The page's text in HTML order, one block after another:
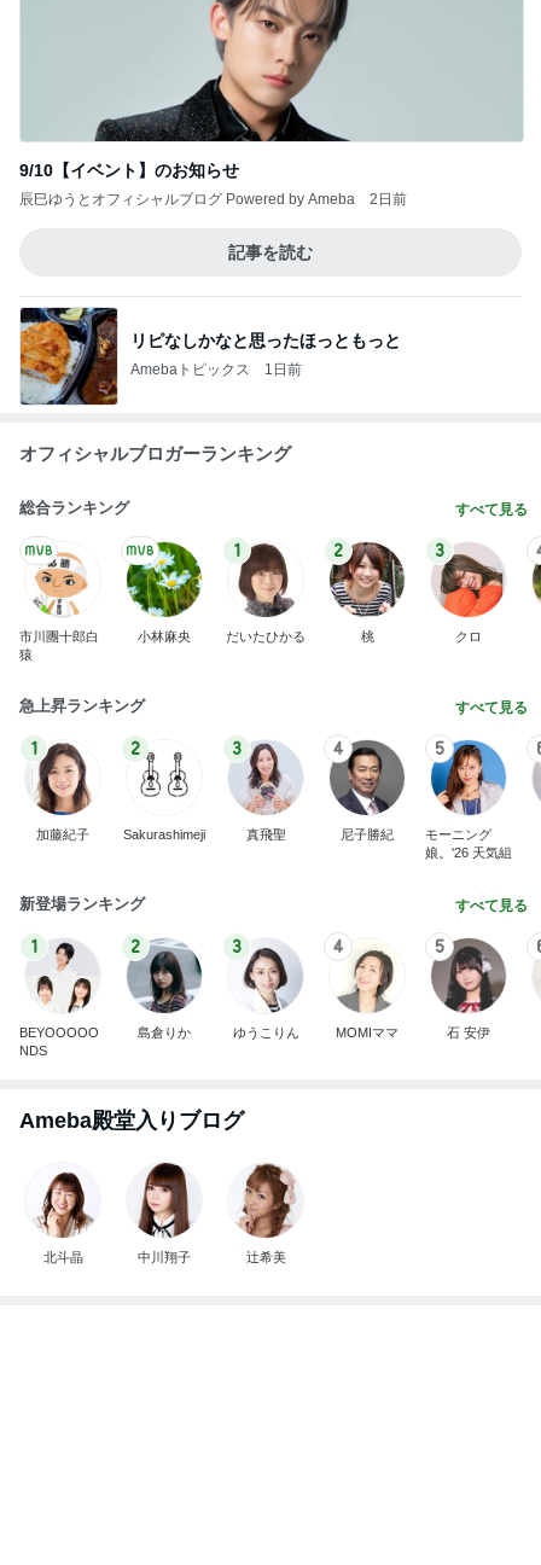
9/10【イベント】のお知らせ
辰巳ゆうとオフィシャルブログ Powered by Ameba 2日前
記事を読む
リピなしかなと思ったほっともっと
Amebaトピックス 1日前
オフィシャルブロガーランキング
総合ランキング すべて見る
市川團十郎白
猿
小林麻央
1
だいたひかる
2
桃
3
クロ
急上昇ランキング すべて見る
1
加藤紀子
2
Sakurashimeji
3
真飛聖
4
尼子勝紀
5
モーニング
娘。'26 天気組
新登場ランキング すべて見る
1
BEYOOOOO
NDS
2
島倉りか
3
ゆうこりん
4
MOMIママ
5
石 安伊
Ameba殿堂入りブログ
北斗晶 中川翔子 辻希美